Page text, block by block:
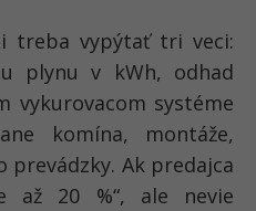
treba vypýtať tri veci:
plynu v kWh, odhad
vykurovacom systéme
komína, montáže,
prevádzky. Ak predajca
až 20 %“, ale nevie